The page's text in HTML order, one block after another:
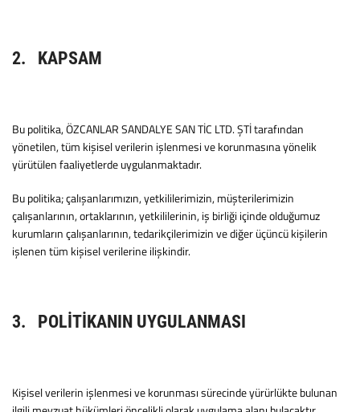
2. KAPSAM
Bu politika, ÖZCANLAR SANDALYE SAN TİC LTD. ŞTİ tarafından
yönetilen, tüm kişisel verilerin işlenmesi ve korunmasına yönelik
yürütülen faaliyetlerde uygulanmaktadır.
Bu politika; çalışanlarımızın, yetkililerimizin, müşterilerimizin
çalışanlarının, ortaklarının, yetkililerinin, iş birliği içinde olduğumuz
kurumların çalışanlarının, tedarikçilerimizin ve diğer üçüncü kişilerin
işlenen tüm kişisel verilerine ilişkindir.
3. POLİTİKANIN UYGULANMASI
Kişisel verilerin işlenmesi ve korunması sürecinde yürürlükte bulunan